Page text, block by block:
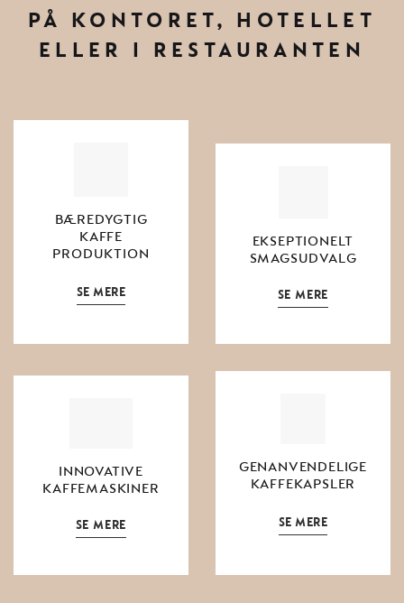
PÅ KONTORET, HOTELLET
ELLER I RESTAURANTEN
BÆREDYGTIG
KAFFE
PRODUKTION
SE MERE
EKSEPTIONELT
SMAGSUDVALG
SE MERE
INNOVATIVE
KAFFEMASKINER
SE MERE
GENANVENDELIGE
KAFFEKAPSLER
SE MERE